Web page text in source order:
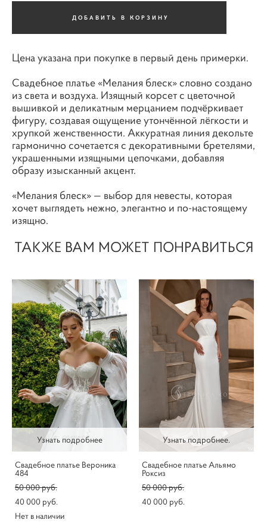
ДОБАВИТЬ В КОРЗИНУ
Цена указана при покупке в первый день примерки.
Свадебное платье «Мелания блеск» словно создано
из света и воздуха. Изящный корсет с цветочной
вышивкой и деликатным мерцанием подчёркивает
фигуру, создавая ощущение утончённой лёгкости и
хрупкой женственности. Аккуратная линия декольте
гармонично сочетается с декоративными бретелями,
украшенными изящными цепочками, добавляя
образу изысканный акцент.
«Мелания блеск» — выбор для невесты, которая
хочет выглядеть нежно, элегантно и по-настоящему
изящно.
ТАКЖЕ ВАМ МОЖЕТ ПОНРАВИТЬСЯ
Узнать подробнее
Свадебное платье Вероника
484
50 000 pуб.
40 000 pуб.
Нет в наличии
Узнать подробнее.
Свадебное платье Альямо
Роксиз
50 000 pуб.
40 000 pуб.